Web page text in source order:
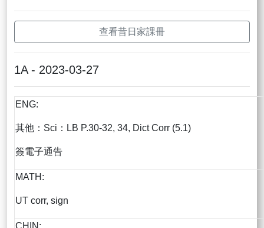
查看昔日家課冊
1A - 2023-03-27
ENG:
其他：Sci：LB P.30-32, 34, Dict Corr (5.1)
簽電子通告
MATH:
UT corr, sign